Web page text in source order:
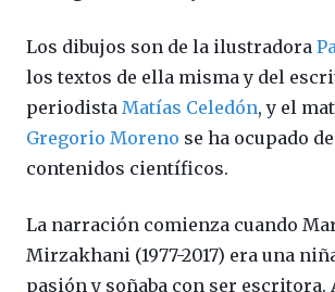
Los dibujos son de la ilustradora
los textos de ella misma y del
periodista Matías Celedón, y el
Gregorio Moreno se ha ocupado
contenidos científicos.
La narración comienza cuando
Mirzakhani (1977-2017) era una
pasión y soñaba con ser